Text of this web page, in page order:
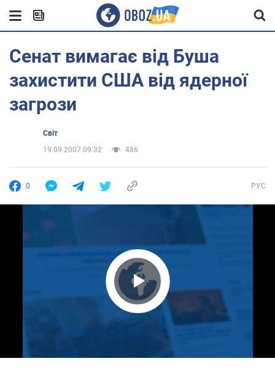
Сенат вимагає від Буша
захистити CША від ядерної
загрози
Світ
19.09.2007 09:32
486
0 РУС
Play Video